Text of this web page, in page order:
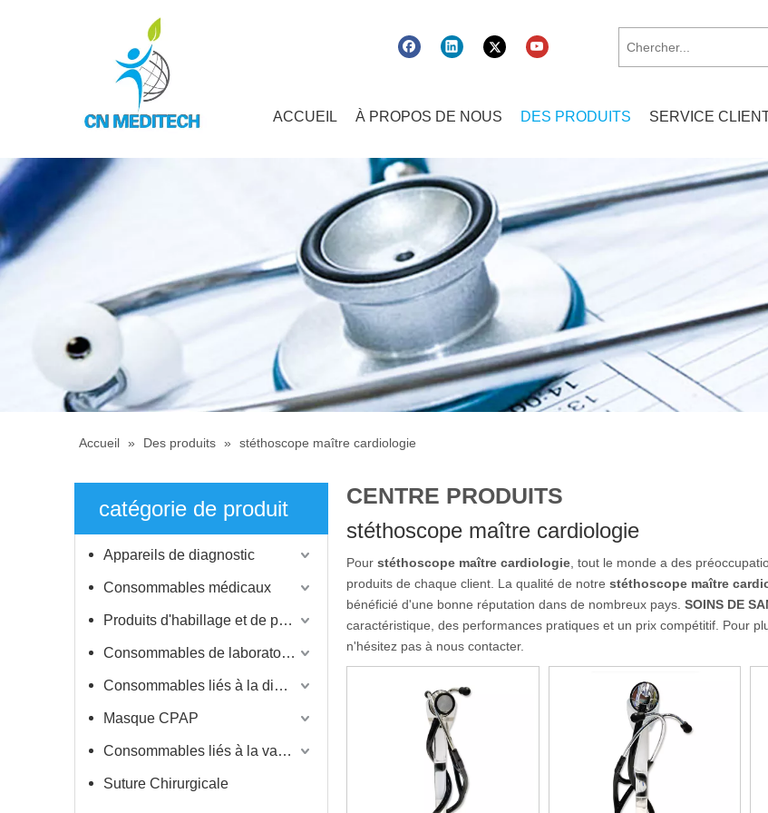
ACCUEIL À PROPOS DE NOUS DES PRODUITS SERVICE
Accueil » Des produits » stéthoscope maître cardiologie
catégorie de produit
Appareils de diagnostic
Consommables médicaux
Produits d'habillage et de protection
Consommables de laboratoire
Consommables liés à la dialyse
Masque CPAP
Consommables liés à la vaccination
Suture Chirurgicale
CENTRE PRODUITS
stéthoscope maître cardiologie
Pour stéthoscope maître cardiologie , tout le monde a des
produits de chaque client. La qualité de notre stéthoscope maître
bénéficié d'une bonne réputation dans de nombreux pays. SOINS DE
caractéristique, des performances pratiques et un prix compétitif. Pour
n'hésitez pas à nous contacter.